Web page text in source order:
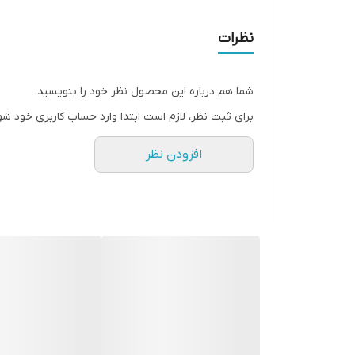
• آبرسان
• غنی شده با عصاره زنبق و سوسن که احساس نرمی و
نظرات
شما هم درباره این محصول نظر خود را بنویسید.
برای ثبت نظر، لازم است ابتدا وارد حساب کاربری خود
افزودن نظر